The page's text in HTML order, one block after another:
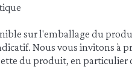
sur l'emballage du
Nous vous invitons à
du produit, en particulier